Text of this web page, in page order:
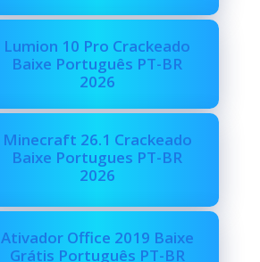
Lumion 10 Pro Crackeado
Baixe Português PT-BR
2026
Minecraft 26.1 Crackeado
Baixe Portugues PT-BR
2026
Ativador Office 2019 Baixe
Grátis Português PT-BR